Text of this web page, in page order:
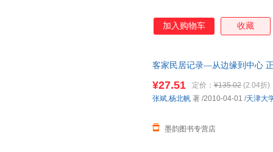
加入购物车 收藏
客家民居记录—从边缘到中心
¥27.51 定价： ¥135.02 (2.04折)
墨韵图书专营店
张斌,杨北帆 著 /2010-04-01 /天津大